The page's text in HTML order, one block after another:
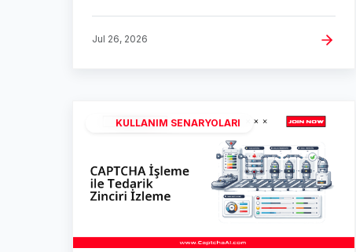
Jul 26, 2026
KULLANIM SENARYOLARI